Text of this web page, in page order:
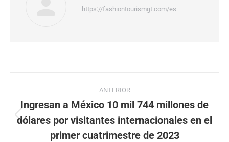
https://fashiontourismgt.com/es
Navegación
entre
publicaciones
ANTERIOR
Publicación
anterior:
Ingresan a México 10 mil 744 millones de
dólares por visitantes internacionales en el
primer cuatrimestre de 2023